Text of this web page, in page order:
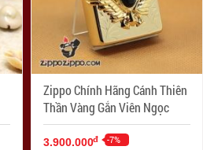
Zippo Chính Hãng Cánh Thiên
Thần Vàng Gắn Viên Ngọc
3.900.000đ -7%